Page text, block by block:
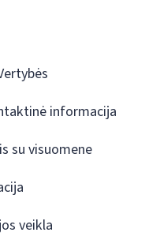
informacija
su visuomene
veikla